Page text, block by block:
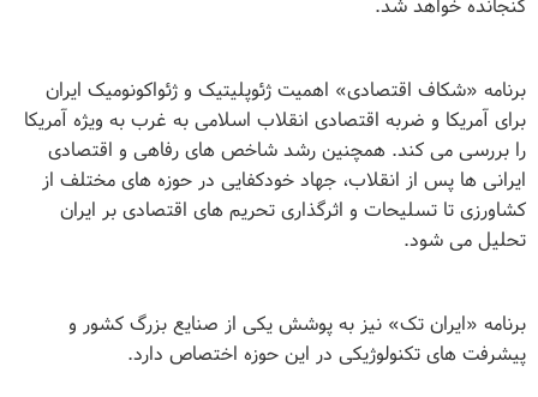
گنجانده خواهد شد.
برنامه «شکاف اقتصادی» اهمیت ژئوپلیتیک و ژئواکونومیک ایران
برای آمریکا و ضربه اقتصادی انقلاب اسلامی به غرب به ویژه آمریکا
را بررسی می کند. همچنین رشد شاخص های رفاهی و اقتصادی
ایرانی ها پس از انقلاب، جهاد خودکفایی در حوزه های مختلف از
کشاورزی تا تسلیحات و اثرگذاری تحریم های اقتصادی بر ایران
تحلیل می شود.
برنامه «ایران تک» نیز به پوشش یکی از صنایع بزرگ کشور و
پیشرفت های تکنولوژیکی در این حوزه اختصاص دارد.